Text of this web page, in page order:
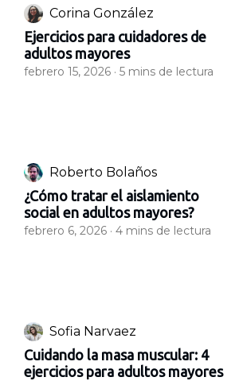
Corina González
Ejercicios para cuidadores de
adultos mayores
febrero 15, 2026 · 5 mins de lectura
Roberto Bolaños
¿Cómo tratar el aislamiento
social en adultos mayores?
febrero 6, 2026 · 4 mins de lectura
Sofia Narvaez
Cuidando la masa muscular: 4
ejercicios para adultos mayores